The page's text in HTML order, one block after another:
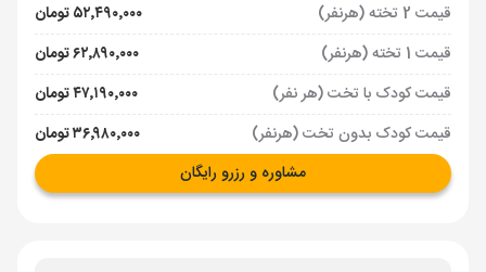
قیمت 2 تخته (هرنفر)
۵۲٬۴۹۰٬۰۰۰ تومان
قیمت 1 تخته (هرنفر)
۶۲٬۸۹۰٬۰۰۰ تومان
قیمت کودک با تخت (هر نفر)
۴۷٬۱۹۰٬۰۰۰ تومان
قیمت کودک بدون تخت (هرنفر)
۳۶٬۹۸۰٬۰۰۰ تومان
مشاوره و رزرو رایگان